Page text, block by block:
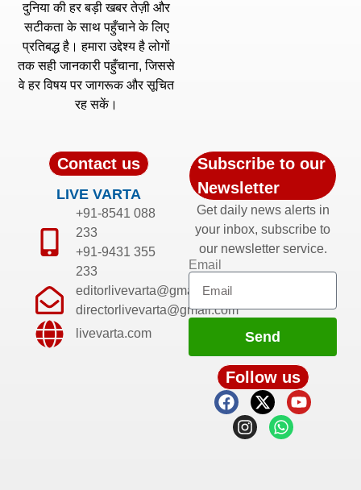
दुनिया की हर बड़ी खबर तेज़ी और
सटीकता के साथ पहुँचाने के लिए
प्रतिबद्ध है। हमारा उद्देश्य है लोगों
तक सही जानकारी पहुँचाना, जिससे
वे हर विषय पर जागरूक और सूचित
रह सकें।
Contact us
LIVE VARTA
+91-8541 088
233
+91-9431 355
233
editorlivevarta@gmail.com
directorlivevarta@gmail.com
livevarta.com
Subscribe to our
Newsletter
Get daily news alerts in
your inbox, subscribe to
our newsletter service.
Email
Send
Follow us